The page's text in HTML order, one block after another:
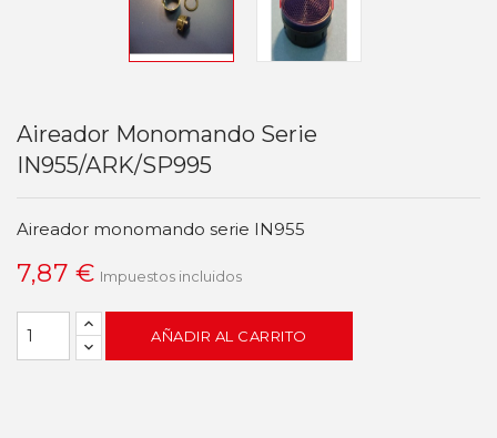
Aireador Monomando Serie
IN955/ARK/SP995
Aireador monomando serie IN955
7,87 € Impuestos incluidos
AÑADIR AL CARRITO